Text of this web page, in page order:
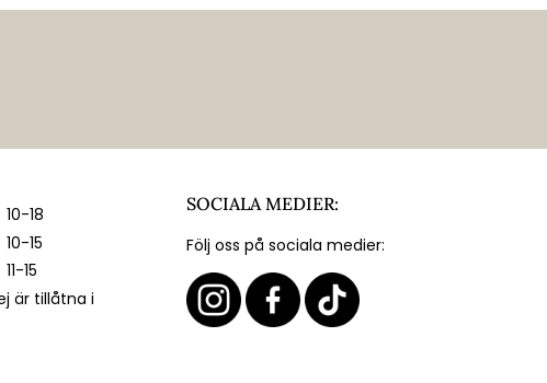
10-18
10-15
11-15
är tillåtna i
SOCIALA MEDIER:
Följ oss på sociala medier: